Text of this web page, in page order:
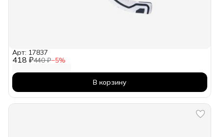
418 ₽440 ₽−5%
Арт: 17837
В корзину